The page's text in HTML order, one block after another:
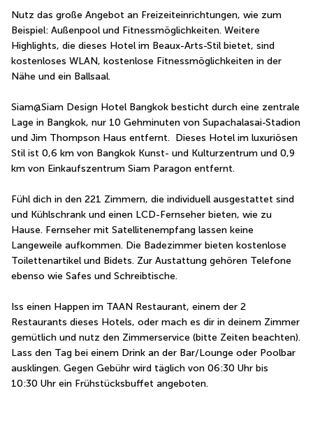
Nutz das große Angebot an Freizeiteinrichtungen, wie zum
Beispiel: Außenpool und Fitnessmöglichkeiten. Weitere
Highlights, die dieses Hotel im Beaux-Arts-Stil bietet, sind
kostenloses WLAN, kostenlose Fitnessmöglichkeiten in der
Nähe und ein Ballsaal.
Siam@Siam Design Hotel Bangkok besticht durch eine zentrale
Lage in Bangkok, nur 10 Gehminuten von Supachalasai-Stadion
und Jim Thompson Haus entfernt.  Dieses Hotel im luxuriösen
Stil ist 0,6 km von Bangkok Kunst- und Kulturzentrum und 0,9
km von Einkaufszentrum Siam Paragon entfernt.
Fühl dich in den 221 Zimmern, die individuell ausgestattet sind
und Kühlschrank und einen LCD-Fernseher bieten, wie zu
Hause. Fernseher mit Satellitenempfang lassen keine
Langeweile aufkommen. Die Badezimmer bieten kostenlose
Toilettenartikel und Bidets. Zur Austattung gehören Telefone
ebenso wie Safes und Schreibtische.
Iss einen Happen im TAAN Restaurant, einem der 2
Restaurants dieses Hotels, oder mach es dir in deinem Zimmer
gemütlich und nutz den Zimmerservice (bitte Zeiten beachten).
Lass den Tag bei einem Drink an der Bar/Lounge oder Poolbar
ausklingen. Gegen Gebühr wird täglich von 06:30 Uhr bis
10:30 Uhr ein Frühstücksbuffet angeboten.